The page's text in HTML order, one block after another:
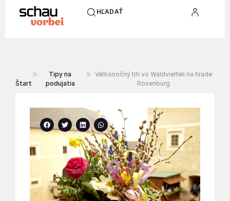
HĽADAŤ
Štart
Tipy na
podujatia
Veľkonočný trh vo Waldvierteli na hrade
Rosenburg